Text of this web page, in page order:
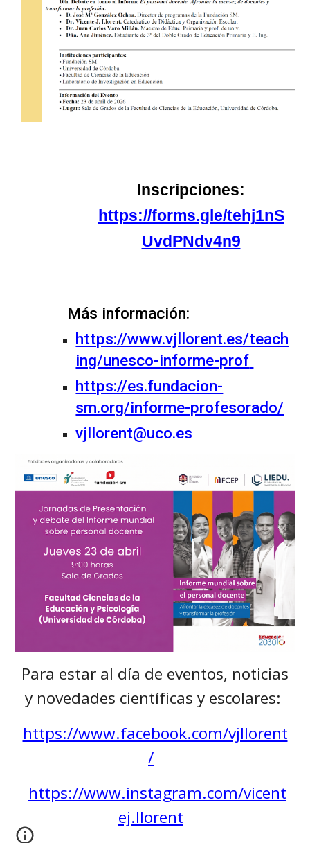
Inscripciones:
https://forms.gle/tehj1nS
UvdPNdv4n9
Más información:
https://www.vjllorent.es/teach
ing/unesco-informe-prof
https://es.fundacion-
sm.org/informe-profesorado/
vjllorent@uco.es
Para estar al día de eventos, noticias
y novedades científicas y escolares:
https://www.facebook.com/vjllorent
/
https://www.instagram.com/vicent
ej.llorent